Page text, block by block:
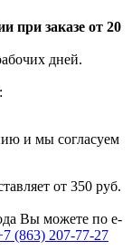
при заказе от 20
дней.
и мы согласуем
от 350 руб.
Вы можете по e-
(863) 207-77-27